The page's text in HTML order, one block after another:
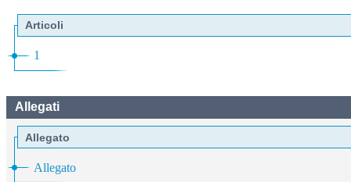
Articoli
1
Allegati
Allegato
Allegato